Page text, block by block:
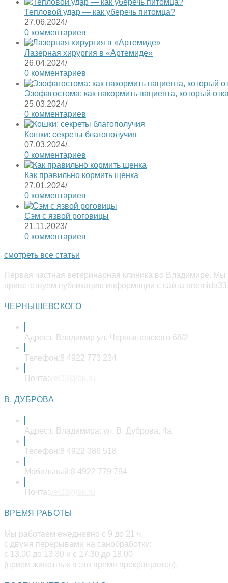
Тепловой удар — как уберечь питомца?
27.06.2024/
0 комментариев
Лазерная хирургия в «Артемиде»
26.04.2024/
0 комментариев
Эзофагостома: как накормить пациента, который
25.03.2024/
0 комментариев
Кошки: секреты благополучия
07.03.2024/
0 комментариев
Как правильно кормить щенка
27.01.2024/
0 комментариев
Сэм с язвой роговицы
21.11.2023/
0 комментариев
смотреть все статьи
Первая частная ветеринарная клиника во Владимире.
приветствуем публикацию информации с сайта
ЧЕРНЫШЕВСКОГО
Адрес:г. Владимир ул. Чернышевского 68/2
Телефон:8 4922 773 234
Почта:
В. ДУБРОВА
Адрес:г. Владимира: ул. В. Дуброва, 4а
Телефон:8 4922 386 518
Мобильный:8 4922 779 794
Почта:
ВРЕМЯ РАБОТЫ
Мы работаем ежедневно с 9 до 21 ч.
с двумя перерывами на санобработку:
с 13.00 до 13.30 и с 17.30 до 18.00
(приём животных в это время прекращается).